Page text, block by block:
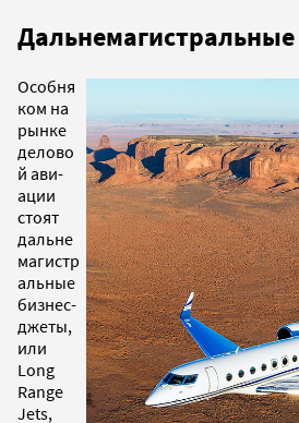
Дальнемагистральные
Особня
ком на
рынке
делово
й ави-
ации
стоят
дальне
магистр
альные
бизнес-
джеты,
или
Long
Range
Jets,